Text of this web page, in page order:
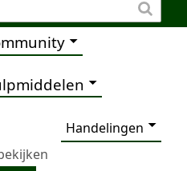
Handelingen